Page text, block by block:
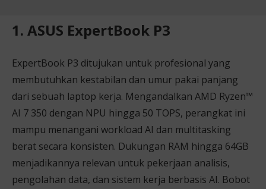
1. ASUS ExpertBook P3
ExpertBook P3 ditujukan untuk profesional yang
membutuhkan kestabilan dan umur pakai panjang
dari sebuah laptop kerja. Mengandalkan AMD Ryzen™
AI 7 350 dengan NPU hingga 50 TOPS, perangkat ini
mampu menangani workload AI dan multitasking
berat secara konsisten. Dukungan RAM hingga 64GB
menjadikannya relevan untuk pekerjaan analisis,
pengolahan data, dan sistem kerja berbasis AI. Bobot